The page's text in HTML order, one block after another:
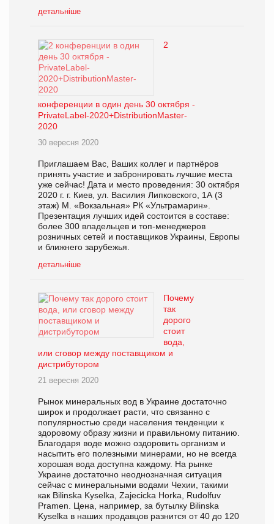
детальніше
2
конференции в один день 30 октября -
PrivateLabel-2020+DistributionMaster-
2020
30 вересня 2020
Приглашаем Вас, Ваших коллег и партнёров
принять участие и забронировать лучшие места
уже сейчас! Дата и место проведения: 30 октября
2020 г. г. Киев, ул. Василия Липковского, 1А (3
этаж) М. «Вокзальная» РК «Ультрамарин».
Презентация лучших идей состоится в составе:
более 300 владельцев и топ-менеджеров
розничных сетей и поставщиков Украины, Европы
и ближнего зарубежья.
детальніше
Почему
так
дорого
стоит
вода,
или сговор между поставщиком и
дистрибутором
21 вересня 2020
Рынок минеральных вод в Украине достаточно
широк и продолжает расти, что связанно с
популярностью среди населения тенденции к
здоровому образу жизни и правильному питанию.
Благодаря воде можно оздоровить организм и
насытить его полезными минерами, но не всегда
хорошая вода доступна каждому. На рынке
Украине достаточно неоднозначная ситуация
сейчас с минеральными водами Чехии, такими
как Bilinska Kyselka, Zajecicka Horka, Rudolfuv
Pramen. Цена, например, за бутылку Bilinska
Kyselka в наших продавцов разнится от 40 до 120